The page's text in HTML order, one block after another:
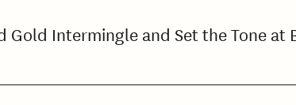
Gold Intermingle and Set the Tone at